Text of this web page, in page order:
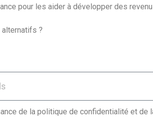
pour les aider à développer des
alternatifs ?
de la politique de confidentialité et de